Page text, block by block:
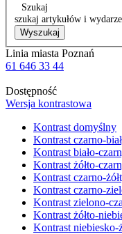
Szukaj
szukaj artykułów i
Wyszukaj
Linia miasta Poznań
61 646 33 44
Dostępność
Wersja kontrastowa
Kontrast domyślny
Kontrast czarno-
Kontrast biało-
Kontrast żółto-
Kontrast czarno-
Kontrast czarno-
Kontrast zielono-
Kontrast żółto-
Kontrast niebiesko-